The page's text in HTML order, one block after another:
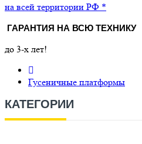
на всей территории РФ *
ГАРАНТИЯ НА ВСЮ ТЕХНИКУ
до 3-х лет!
Гусеничные платформы
КАТЕГОРИИ